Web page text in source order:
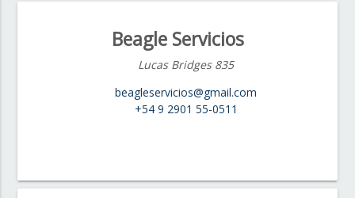
Beagle Servicios
Lucas Bridges 835
beagleservicios@gmail.com
+54 9 2901 55-0511